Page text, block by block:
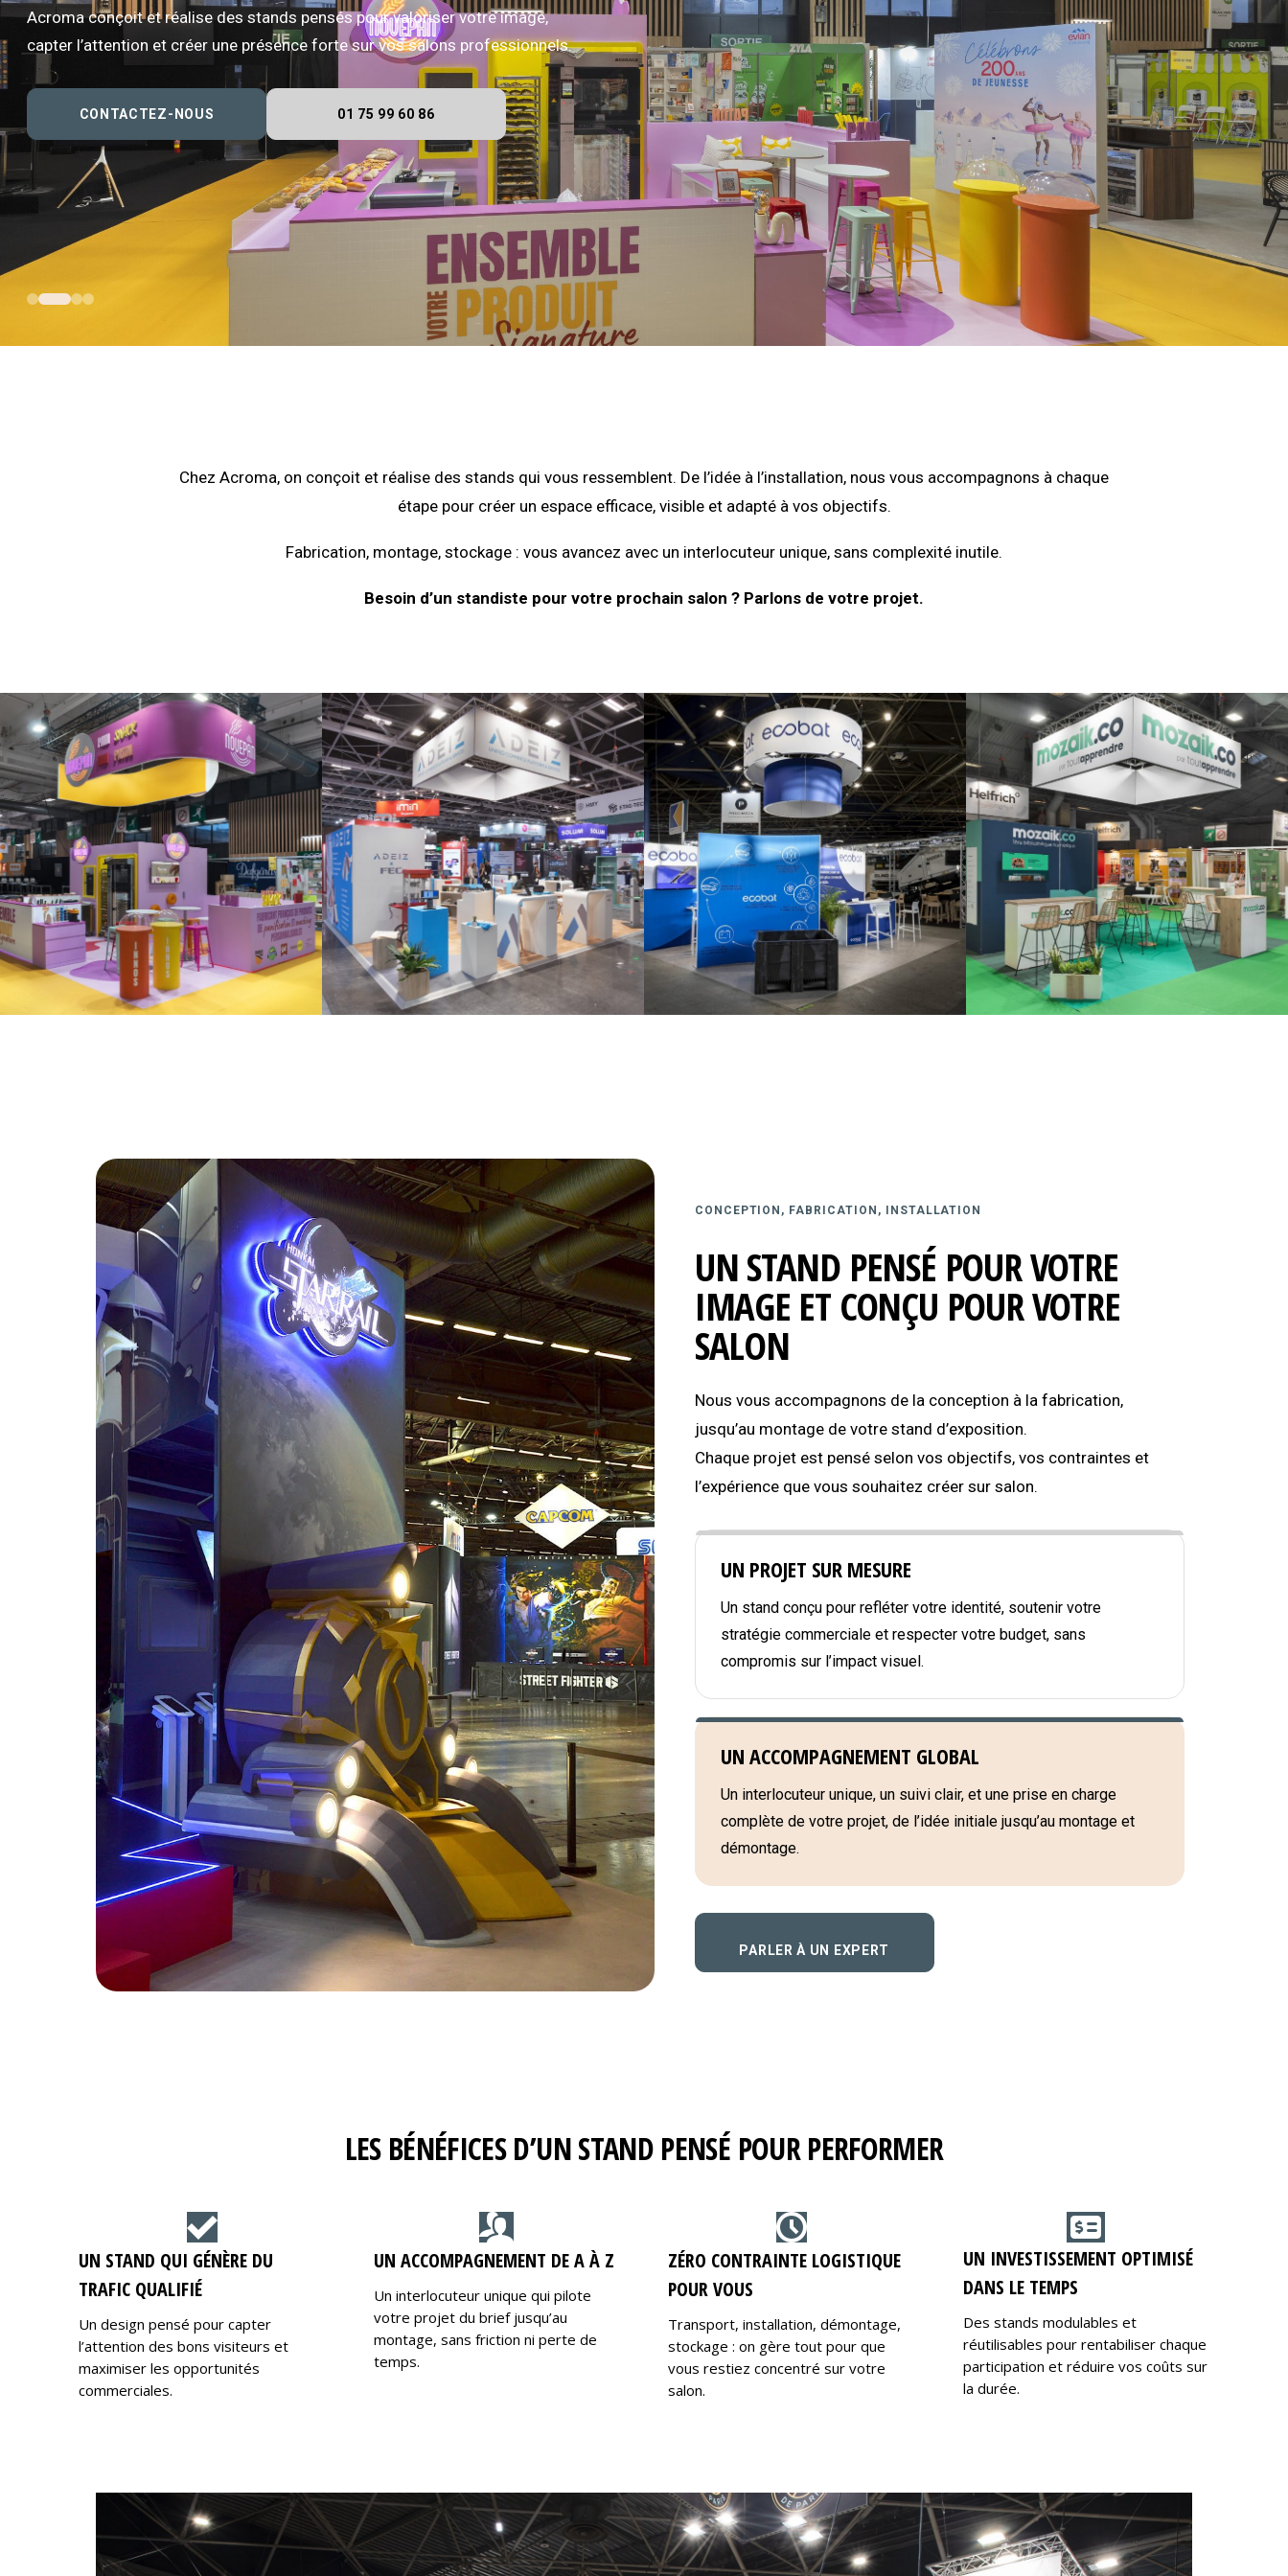
Acroma conçoit et réalise des stands pensés pour valoriser votre image,
capter l’attention et créer une présence forte sur vos salons professionnels.
CONTACTEZ-NOUS 01 75 99 60 86
Chez Acroma, on conçoit et réalise des stands qui vous ressemblent. De l’idée à l’installation, nous vous accompagnons à chaque
étape pour créer un espace efficace, visible et adapté à vos objectifs.
Fabrication, montage, stockage : vous avancez avec un interlocuteur unique, sans complexité inutile.
Besoin d’un standiste pour votre prochain salon ? Parlons de votre projet.
CONCEPTION, FABRICATION, INSTALLATION
UN STAND PENSÉ POUR VOTRE
IMAGE ET CONÇU POUR VOTRE
SALON
Nous vous accompagnons de la conception à la fabrication,
jusqu’au montage de votre stand d’exposition.
Chaque projet est pensé selon vos objectifs, vos contraintes et
l’expérience que vous souhaitez créer sur salon.
UN PROJET SUR MESURE
Un stand conçu pour refléter votre identité, soutenir votre
stratégie commerciale et respecter votre budget, sans
compromis sur l’impact visuel.
UN ACCOMPAGNEMENT GLOBAL
Un interlocuteur unique, un suivi clair, et une prise en charge
complète de votre projet, de l’idée initiale jusqu’au montage et
démontage.
PARLER À UN EXPERT
LES BÉNÉFICES D’UN STAND PENSÉ POUR PERFORMER
UN STAND QUI GÉNÈRE DU
TRAFIC QUALIFIÉ
Un design pensé pour capter
l’attention des bons visiteurs et
maximiser les opportunités
commerciales.
UN ACCOMPAGNEMENT DE A À Z
Un interlocuteur unique qui pilote
votre projet du brief jusqu’au
montage, sans friction ni perte de
temps.
ZÉRO CONTRAINTE LOGISTIQUE
POUR VOUS
Transport, installation, démontage,
stockage : on gère tout pour que
vous restiez concentré sur votre
salon.
UN INVESTISSEMENT OPTIMISÉ
DANS LE TEMPS
Des stands modulables et
réutilisables pour rentabiliser chaque
participation et réduire vos coûts sur
la durée.